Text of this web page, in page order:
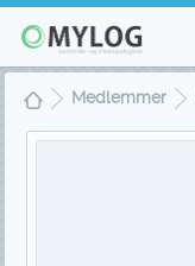
Medlemmer